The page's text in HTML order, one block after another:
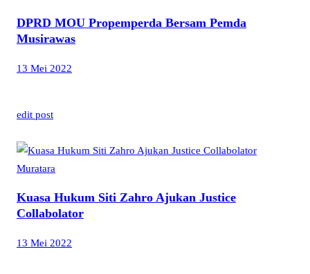
DPRD MOU Propemperda Bersam Pemda
Musirawas
13 Mei 2022
edit post
Muratara
Kuasa Hukum Siti Zahro Ajukan Justice
Collabolator
13 Mei 2022